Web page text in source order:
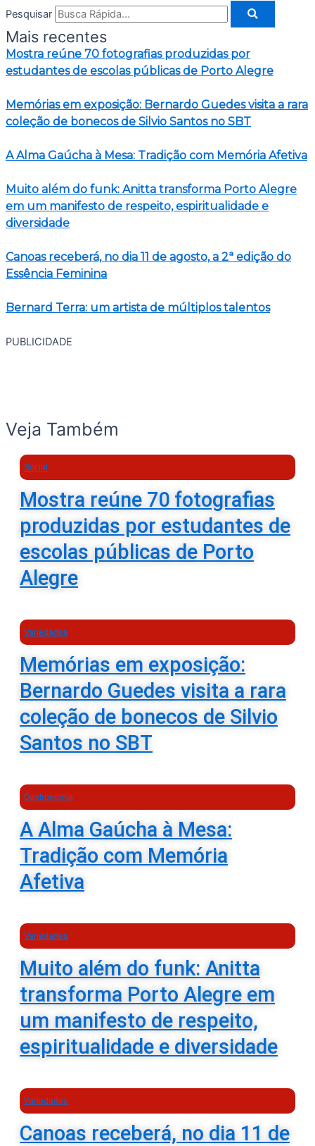
Pesquisar
Mais recentes
Mostra reúne 70 fotografias produzidas por
estudantes de escolas públicas de Porto Alegre
Memórias em exposição: Bernardo Guedes visita a rara
coleção de bonecos de Silvio Santos no SBT
A Alma Gaúcha à Mesa: Tradição com Memória Afetiva
Muito além do funk: Anitta transforma Porto Alegre
em um manifesto de respeito, espiritualidade e
diversidade
Canoas receberá, no dia 11 de agosto, a 2ª edição do
Essência Feminina
Bernard Terra: um artista de múltiplos talentos
PUBLICIDADE
Veja Também
Social
Mostra reúne 70 fotografias
produzidas por estudantes de
escolas públicas de Porto
Alegre
Variedades
Memórias em exposição:
Bernardo Guedes visita a rara
coleção de bonecos de Silvio
Santos no SBT
Gastronomia
A Alma Gaúcha à Mesa:
Tradição com Memória
Afetiva
Variedades
Muito além do funk: Anitta
transforma Porto Alegre em
um manifesto de respeito,
espiritualidade e diversidade
Variedades
Canoas receberá, no dia 11 de